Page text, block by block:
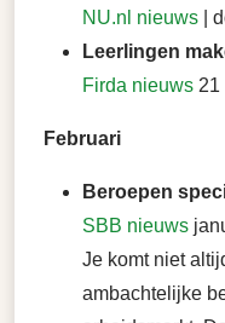
NU.nl nieuws |
Leerlingen
Firda nieuws 21
Februari
Beroepen
SBB nieuws
Je komt niet
ambachtelijke